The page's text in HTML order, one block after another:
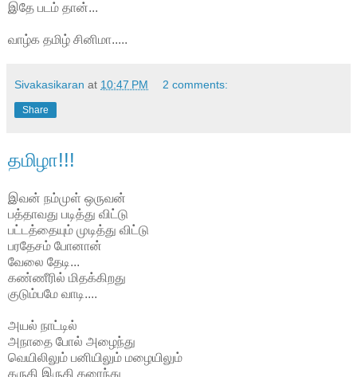
இதே படம் தான்...
வாழ்க தமிழ் சினிமா.....
Sivakasikaran at 10:47 PM 2 comments:
Share
தமிழா!!!
இவன் நம்முள் ஒருவன்
பத்தாவது படித்து விட்டு
பட்டத்தையும் முடித்து விட்டு
பரதேசம் போனான்
வேலை தேடி...
கண்ணீரில் மிதக்கிறது
குடும்பமே வாடி....
அயல் நாட்டில்
அநாதை போல் அழைந்து
வெயிலிலும் பனியிலும் மழையிலும்
கருகி இருகி கரைந்து